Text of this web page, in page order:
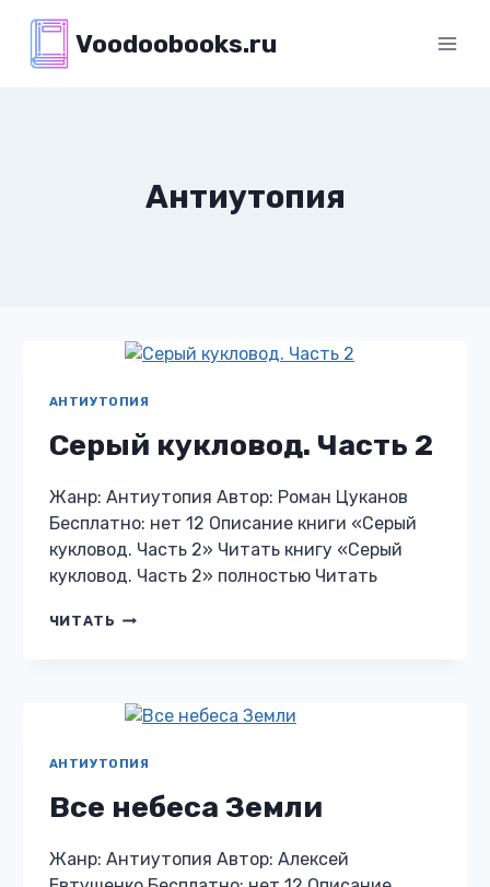
содержимому
Voodoobooks.ru
Антиутопия
АНТИУТОПИЯ
Серый кукловод. Часть 2
Жанр: Антиутопия Автор: Роман Цуканов
Бесплатно: нет 12 Описание книги «Серый
кукловод. Часть 2» Читать книгу «Серый
кукловод. Часть 2» полностью Читать
ЧИТАТЬ СЕРЫЙ
АНТИУТОПИЯ
Все небеса Земли
Жанр: Антиутопия Автор: Алексей